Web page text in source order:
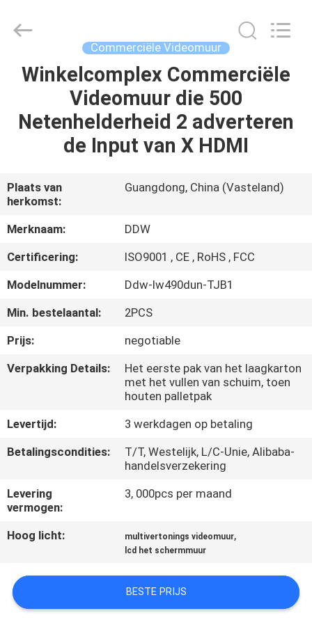
HUIS
PRODUCTEN
ONS
FABRIEKSREIS
KWALITEITSCONTROLE
CONTACTEER
ONS
EEN
CITAAT
NIEUWS
CASE
CENTER
Reserved.
Developed
Commerciële Videomuur
Winkelcomplex Commerciële
Videomuur die 500
Netenhelderheid 2 adverteren
de Input van X HDMI
Plaats van
herkomst:
Guangdong, China (Vasteland)
Merknaam:
DDW
Certificering:
ISO9001 , CE , RoHS , FCC
Modelnummer:
Ddw-lw490dun-TJB1
Min. bestelaantal:
2PCS
Prijs:
negotiable
Verpakking Details:
Het eerste pak van het laagkarton
met het vullen van schuim, toen
houten palletpak
Levertijd:
3 werkdagen op betaling
Betalingscondities:
T/T, Westelijk, L/C-Unie, Alibaba-
handelsverzekering
Levering
vermogen:
3, 000pcs per maand
Hoog licht: multivertonings videomuur,
lcd het schermmuur
BESTE PRIJS